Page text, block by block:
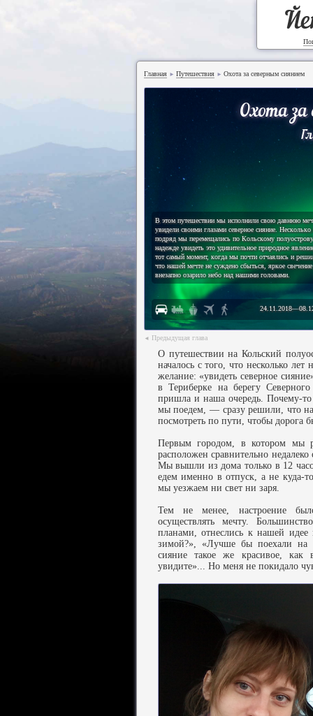
Главная ► Путешествия ► Охота за северным сиянием
Охота за
В этом путешествии мы исполнили свою давнюю
увидели своими глазами северное сияние. Несколько
подряд мы перемещались по Кольскому
надежде увидеть это удивительное природное
тот самый момент, когда мы почти отчаялись и
что нашей мечте не суждено сбыться, яркое свечение
внезапно озарило небо над нашими головами.
24.11.2018—
◄ Предыдущая глава
О путешествии на Кольский
началось с того, что несколько
желание: «увидеть северное
в Териберке на берегу
пришла и наша очередь. Почему-
мы поедем, — сразу решили, что
посмотреть по пути, чтобы дорога
Первым городом, в котором мы
расположен сравнительно
Мы вышли из дома только в 12
едем именно в отпуск, а не куда-
мы уезжаем ни свет ни заря.
Тем не менее, настроение
осуществлять мечту.
планами, отнеслись к нашей идее
зимой?», «Лучше бы поехали на
сияние такое же красивое,
увидите»... Но меня не покидало